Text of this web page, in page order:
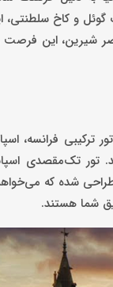
گوئل و کاخ
قصر شیرین، این
می‌کند. تورهای دور اروپا (15 تا 30 روز)
شما هستند.